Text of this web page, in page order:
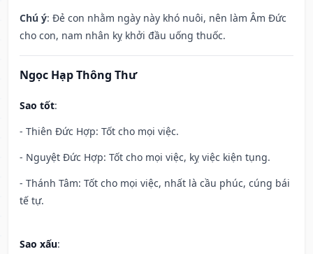
Chú ý: Đẻ con nhằm ngày này khó nuôi, nên làm Âm Đức
cho con, nam nhân kỵ khởi đầu uống thuốc.
Ngọc Hạp Thông Thư
Sao tốt:
- Thiên Đức Hợp: Tốt cho mọi việc.
- Nguyệt Đức Hợp: Tốt cho mọi việc, kỵ việc kiện tụng.
- Thánh Tâm: Tốt cho mọi việc, nhất là cầu phúc, cúng bái
tế tự.
Sao xấu: